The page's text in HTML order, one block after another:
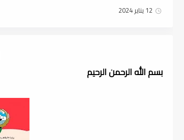
12 يناير 2024
بسم الله الرحمن الرحيم